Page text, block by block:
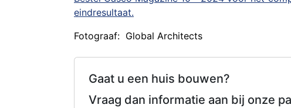
eindresultaat.
Fotograaf: Global Architects
Gaat u een huis bouwen?
Vraag dan informatie aan bij onze